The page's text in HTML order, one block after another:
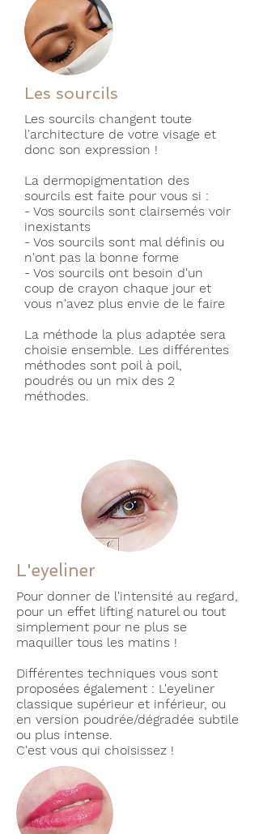
Les sourcils
Les sourcils changent toute
l'architecture de votre visage et
donc son expression !
La dermopigmentation des
sourcils est faite pour vous si :
- Vos sourcils sont clairsemés voir
inexistants
- Vos sourcils sont mal définis ou
n'ont pas la bonne forme
- Vos sourcils ont besoin d'un
coup de crayon chaque jour et
vous n'avez plus envie de le faire
La méthode la plus adaptée sera
choisie ensemble. Les différentes
méthodes sont poil à poil,
poudrés ou un mix des 2
méthodes.
L'eyeliner
Pour donner de l'intensité au regard,
pour un effet lifting naturel ou tout
simplement pour ne plus se
maquiller tous les matins !
Différentes techniques vous sont
proposées également : L'eyeliner
classique supérieur et inférieur, ou
en version poudrée/dégradée subtile
ou plus intense.
C'est vous qui choisissez !